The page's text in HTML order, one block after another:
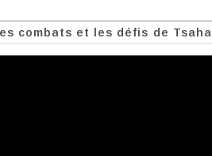
combats et les défis de Tsahal